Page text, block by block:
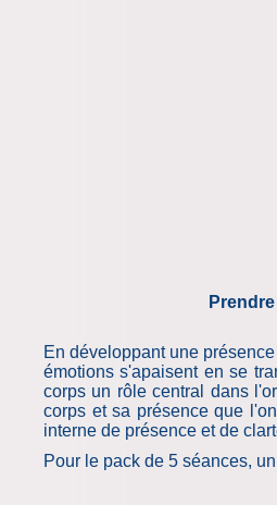
En développant une
émotions s'apaisent en se
corps un rôle central dans
corps et sa présence que
interne de présence et de
Pour le pack de 5 séances,